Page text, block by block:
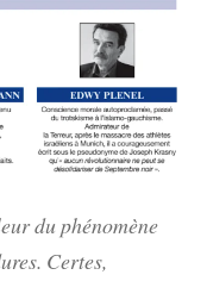
du phénomène
Certes,